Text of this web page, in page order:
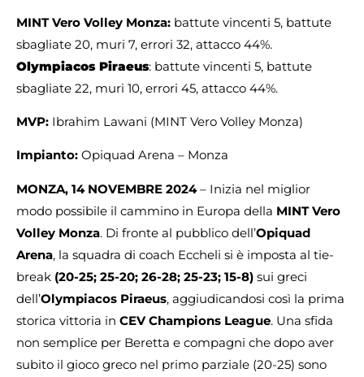
MINT Vero Volley Monza: battute vincenti 5, battute
sbagliate 20, muri 7, errori 32, attacco 44%.
Olympiacos Piraeus: battute vincenti 5, battute
sbagliate 22, muri 10, errori 45, attacco 44%.
MVP: Ibrahim Lawani (MINT Vero Volley Monza)
Impianto: Opiquad Arena – Monza
MONZA, 14 NOVEMBRE 2024– Inizia nel miglior
modo possibile il cammino in Europa della MINT Vero
Volley Monza. Di fronte al pubblico dell’Opiquad
Arena, la squadra di coach Eccheli si è imposta al tie-
break (20-25; 25-20; 26-28; 25-23; 15-8) sui greci
dell’Olympiacos Piraeus, aggiudicandosi così la prima
storica vittoria in CEV Champions League. Una sfida
non semplice per Beretta e compagni che dopo aver
subito il gioco greco nel primo parziale (20-25) sono